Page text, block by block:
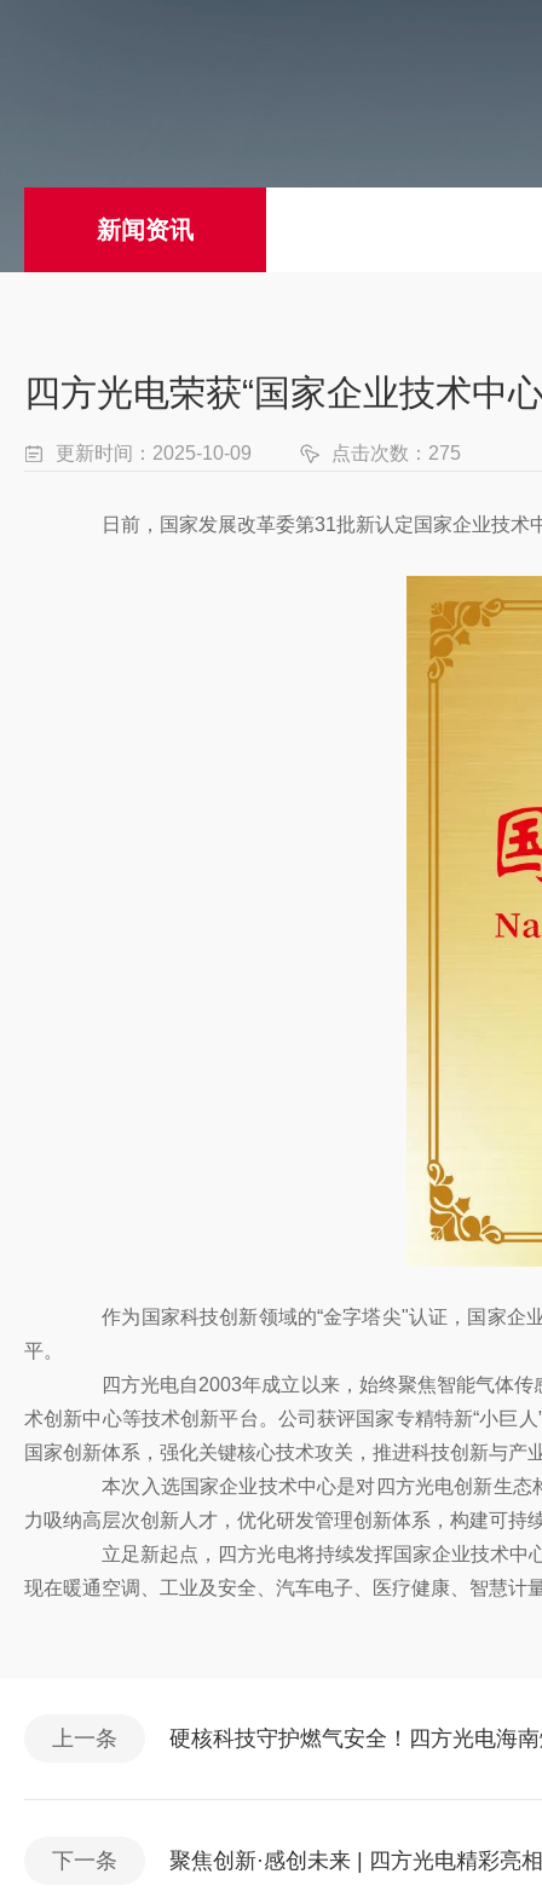
新闻资讯
四方光电荣获“国家企业技术中
更新时间：2025-10-09 点击次数：275
日前，国家发展改革委第31批新认定国家企业技术中
作为国家科技创新领域的“金字塔尖"认证，国家企业
平。
四方光电自2003年成立以来，始终聚焦智能气体传
术创新中心等技术创新平台。公司获评国家专精特新“小巨
国家创新体系，强化关键核心技术攻关，推进科技创新与产
本次入选国家企业技术中心是对四方光电创新生态
力吸纳高层次创新人才，优化研发管理创新体系，构建可持
立足新起点，四方光电将持续发挥国家企业技术中心
现在暖通空调、工业及安全、汽车电子、医疗健康、智慧计
上一条 硬核科技守护燃气安全！四方光电海
下一条 聚焦创新·感创未来 | 四方光电精彩亮